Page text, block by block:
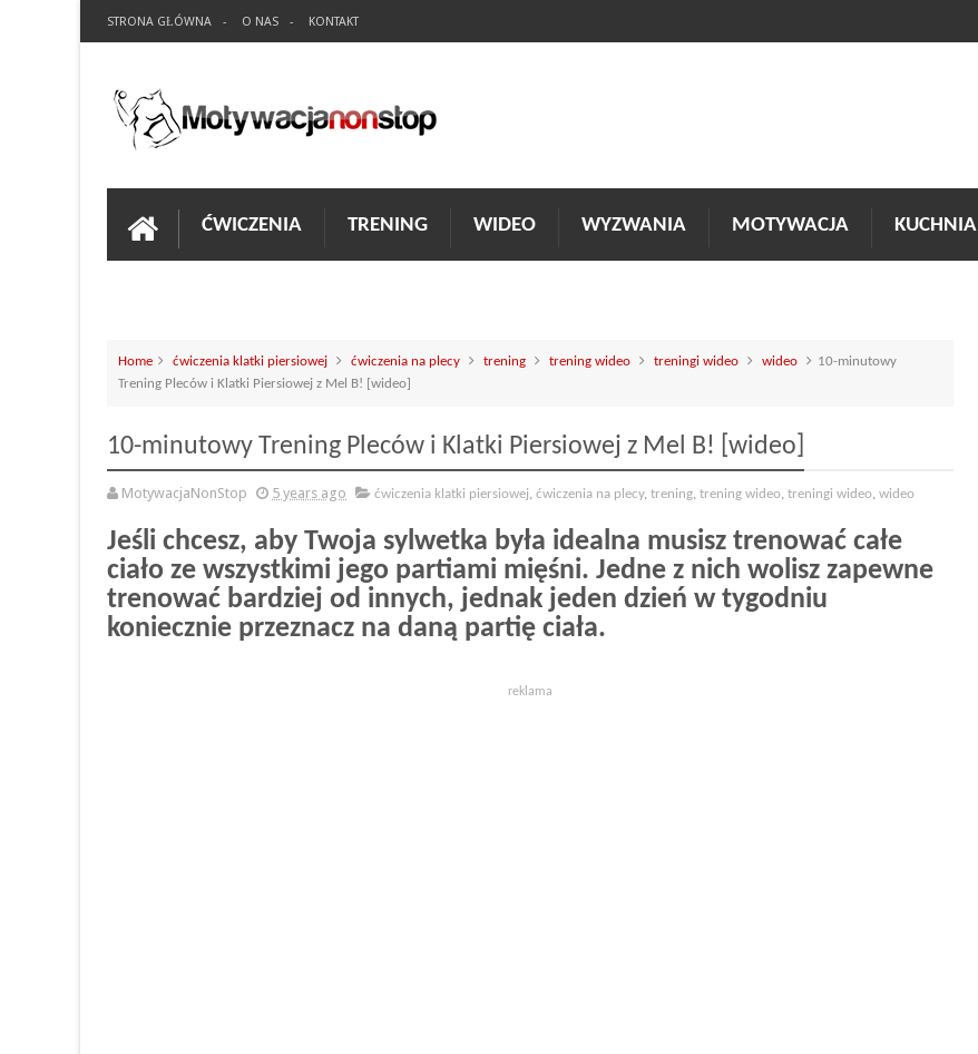
STRONA GŁÓWNA O NAS KONTAKT
ĆWICZENIA TRENING WIDEO WYZWANIA MOTYWACJA KUCHNIA
Home ćwiczenia klatki piersiowej ćwiczenia na plecy trening trening wideo treningi wideo wideo
10-minutowy
Trening Pleców i Klatki Piersiowej z Mel B! [wideo]
10-minutowy Trening Pleców i Klatki Piersiowej z Mel B! [wideo]
MotywacjaNonStop 5 years ago ćwiczenia klatki piersiowej, ćwiczenia na plecy, trening, trening wideo, treningi wideo, wideo
Jeśli chcesz, aby Twoja sylwetka była idealna musisz trenować całe
ciało ze wszystkimi jego partiami mięśni. Jedne z nich wolisz zapewne
trenować bardziej od innych, jednak jeden dzień w tygodniu
koniecznie przeznacz na daną partię ciała.
reklama